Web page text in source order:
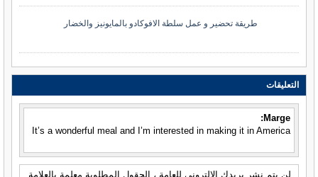
طريقة تحضير و عمل سلطة الافوكادو بالمايونيز والخضار
التعليقات
Marge:
It’s a wonderful meal and I’m interested in making it in America
لن يتم نشر بريدك الالتروني للعامة ، الحقول المطلوبة معلمة بالعلامة